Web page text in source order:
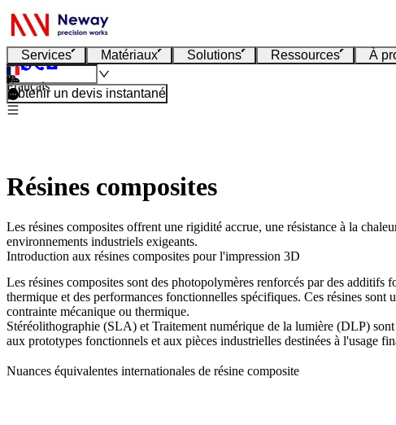
Services Matériaux Solutions Ressources À
Français
Obtenir un devis instantané
Résines composites
Les résines composites offrent une rigidité accrue, une résistance à la
environnements industriels exigeants.
Introduction aux résines composites pour l'impression 3D
Les résines composites sont des photopolymères renforcés par des
thermique et des performances fonctionnelles spécifiques. Ces résines
contrainte mécanique ou thermique.
Stéréolithographie (SLA) et Traitement numérique de la lumière (DLP)
aux prototypes fonctionnels et aux pièces industrielles destinées à l'usage
Nuances équivalentes internationales de résine composite